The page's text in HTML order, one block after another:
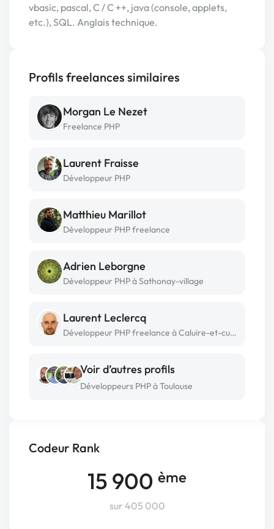
Codeur Rank
15 900 ème
sur 405 000
vbasic, pascal, C / C ++, java (console, applets,
etc.), SQL. Anglais technique.
Profils freelances similaires
Morgan Le Nezet
Freelance PHP
Laurent Fraisse
Développeur PHP
Matthieu Marillot
Développeur PHP freelance
Adrien Leborgne
Développeur PHP à Sathonay-village
Laurent Leclercq
Développeur PHP freelance à Caluire-et-cuire
Voir d’autres profils
Développeurs PHP à Toulouse